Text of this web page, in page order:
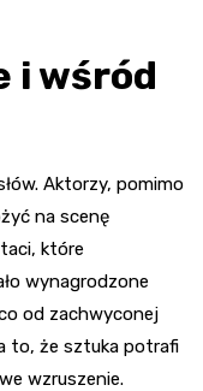
i wśród
Aktorzy, pomimo
na scenę
które
wynagrodzone
od zachwyconej
to, że sztuka potrafi
wzruszenie.